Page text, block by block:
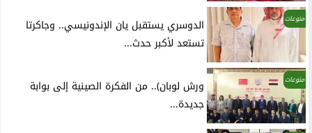
منوعات
الدوسري يستقبل يان الإندونيسي.. وجاكرتا
تستعد لأكبر حدث...
منوعات
ورش لوبان).. من الفكرة الصينية إلى بوابة
جديدة...